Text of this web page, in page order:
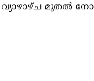
വ്യാഴാഴ്ച മുതല്‍